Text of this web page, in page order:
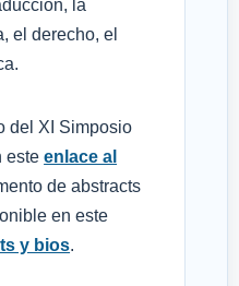
la
el derecho, el
del XI Simposio
esteenlace al
de abstracts
en este
y bios.